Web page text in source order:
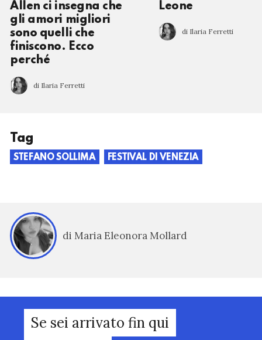
Allen ci insegna che
gli amori migliori
sono quelli che
finiscono. Ecco
perché
di Ilaria Ferretti
Leone
di Ilaria Ferretti
Tag
STEFANO SOLLIMA FESTIVAL DI VENEZIA
di Maria Eleonora Mollard
Se sei arrivato fin qui